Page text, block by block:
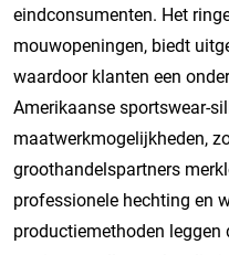
eindconsumenten. Het
mouwopeningen, biedt
waardoor klanten een
Amerikaanse sportswear-
maatwerkmogelijkheden,
groothandelspartners
professionele hechting en
productiemethoden leggen